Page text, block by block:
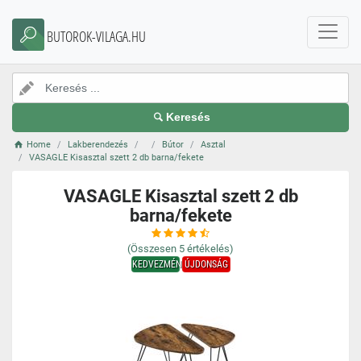
BUTOROK-VILAGA.HU
Keresés
Home Lakberendezés Bútor
Asztal
VASAGLE Kisasztal szett 2 db barna/fekete
VASAGLE Kisasztal szett 2 db
barna/fekete
(Összesen 5 értékelés)
KEDVEZMÉNYÚJDONSÁG